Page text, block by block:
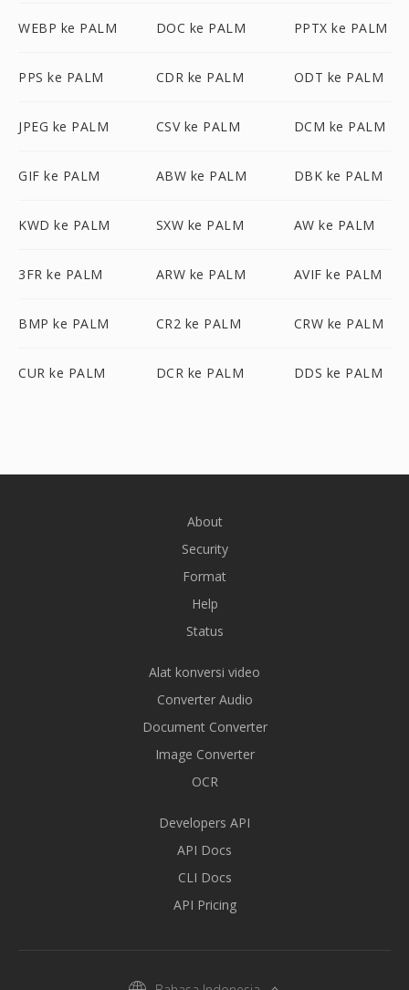
WEBP ke PALM DOC ke PALM PPTX ke PALM
PPS ke PALM CDR ke PALM ODT ke PALM
JPEG ke PALM CSV ke PALM DCM ke PALM
GIF ke PALM ABW ke PALM DBK ke PALM
KWD ke PALM SXW ke PALM AW ke PALM
3FR ke PALM ARW ke PALM AVIF ke PALM
BMP ke PALM CR2 ke PALM CRW ke PALM
CUR ke PALM DCR ke PALM DDS ke PALM
About
Security
Format
Help
Status
Alat konversi video
Converter Audio
Document Converter
Image Converter
OCR
Developers API
API Docs
CLI Docs
API Pricing